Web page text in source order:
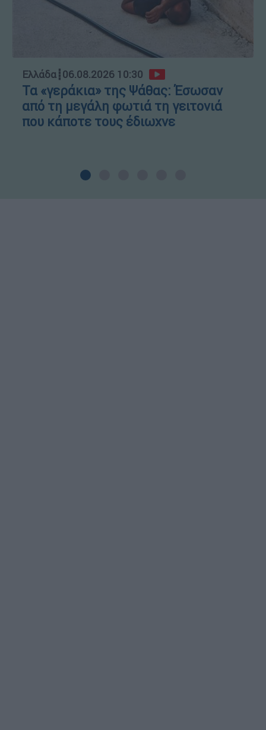
Ελλάδα┋06.08.2026 10:30
Τα «γεράκια» της Ψάθας: Έσωσαν
από τη μεγάλη φωτιά τη γειτονιά
που κάποτε τους έδιωχνε